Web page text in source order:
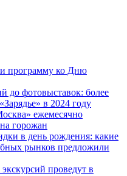
программу ко Дню
до фотовыставок: более
в 2024 году
ежемесячно
горожан
в день рождения: какие
рынков предложили
проведут в